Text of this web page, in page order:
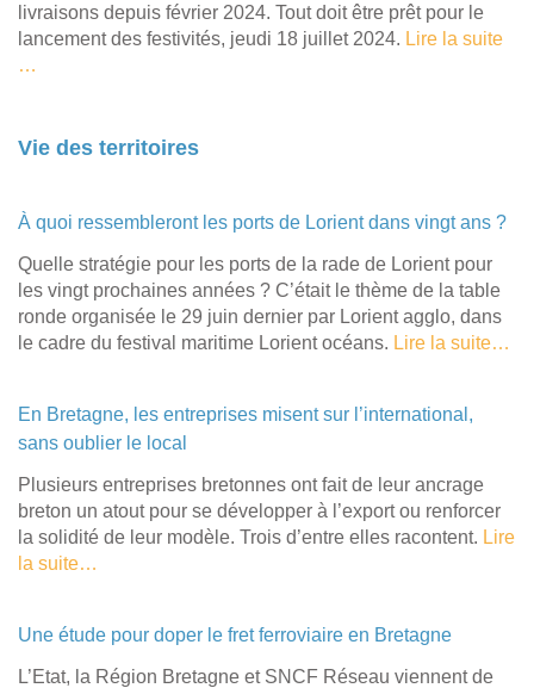
livraisons depuis février 2024. Tout doit être prêt pour le
lancement des festivités, jeudi 18 juillet 2024. Lire la suite
…
Vie des territoires
À quoi ressembleront les ports de Lorient dans vingt ans ?
Quelle stratégie pour les ports de la rade de Lorient pour
les vingt prochaines années ? C’était le thème de la table
ronde organisée le 29 juin dernier par Lorient agglo, dans
le cadre du festival maritime Lorient océans. Lire la suite…
En Bretagne, les entreprises misent sur l’international,
sans oublier le local
Plusieurs entreprises bretonnes ont fait de leur ancrage
breton un atout pour se développer à l’export ou renforcer
la solidité de leur modèle. Trois d’entre elles racontent. Lire
la suite…
Une étude pour doper le fret ferroviaire en Bretagne
L’Etat, la Région Bretagne et SNCF Réseau viennent de